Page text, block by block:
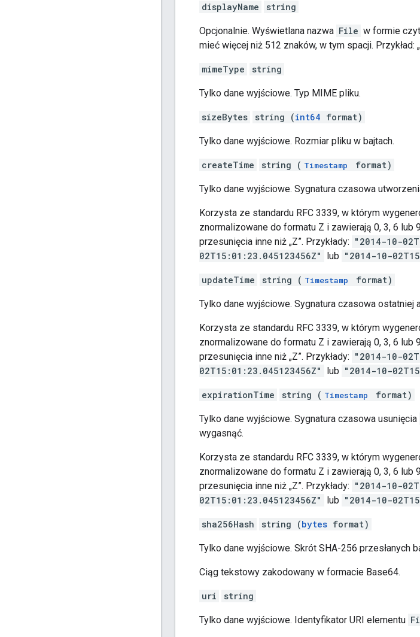
displayName string
Opcjonalnie. Wyświetlana nazwa File w formie
mieć więcej niż 512 znaków, w tym spacji. Przykład:
mimeType string
Tylko dane wyjściowe. Typ MIME pliku.
sizeBytes string (int64 format)
Tylko dane wyjściowe. Rozmiar pliku w bajtach.
createTime string ( Timestamp format)
Tylko dane wyjściowe. Sygnatura czasowa
Korzysta ze standardu RFC 3339, w którym
znormalizowane do formatu Z i zawierają 0, 3, 6
przesunięcia inne niż „Z”. Przykłady: "2014-10-
02T15:01:23.045123456Z"
lub "2014-10-
updateTime string ( Timestamp format)
Tylko dane wyjściowe. Sygnatura czasowa ostatniej
Korzysta ze standardu RFC 3339, w którym
znormalizowane do formatu Z i zawierają 0, 3, 6
przesunięcia inne niż „Z”. Przykłady: "2014-10-
02T15:01:23.045123456Z"
lub "2014-10-
expirationTime string ( Timestamp format)
Tylko dane wyjściowe. Sygnatura czasowa usunięcia
wygasnąć.
Korzysta ze standardu RFC 3339, w którym
znormalizowane do formatu Z i zawierają 0, 3, 6
przesunięcia inne niż „Z”. Przykłady: "2014-10-
02T15:01:23.045123456Z"
lub "2014-10-
sha256Hash string (bytes format)
Tylko dane wyjściowe. Skrót SHA-256 przesłanych
Ciąg tekstowy zakodowany w formacie Base64.
uri string
Tylko dane wyjściowe. Identyfikator URI elementu